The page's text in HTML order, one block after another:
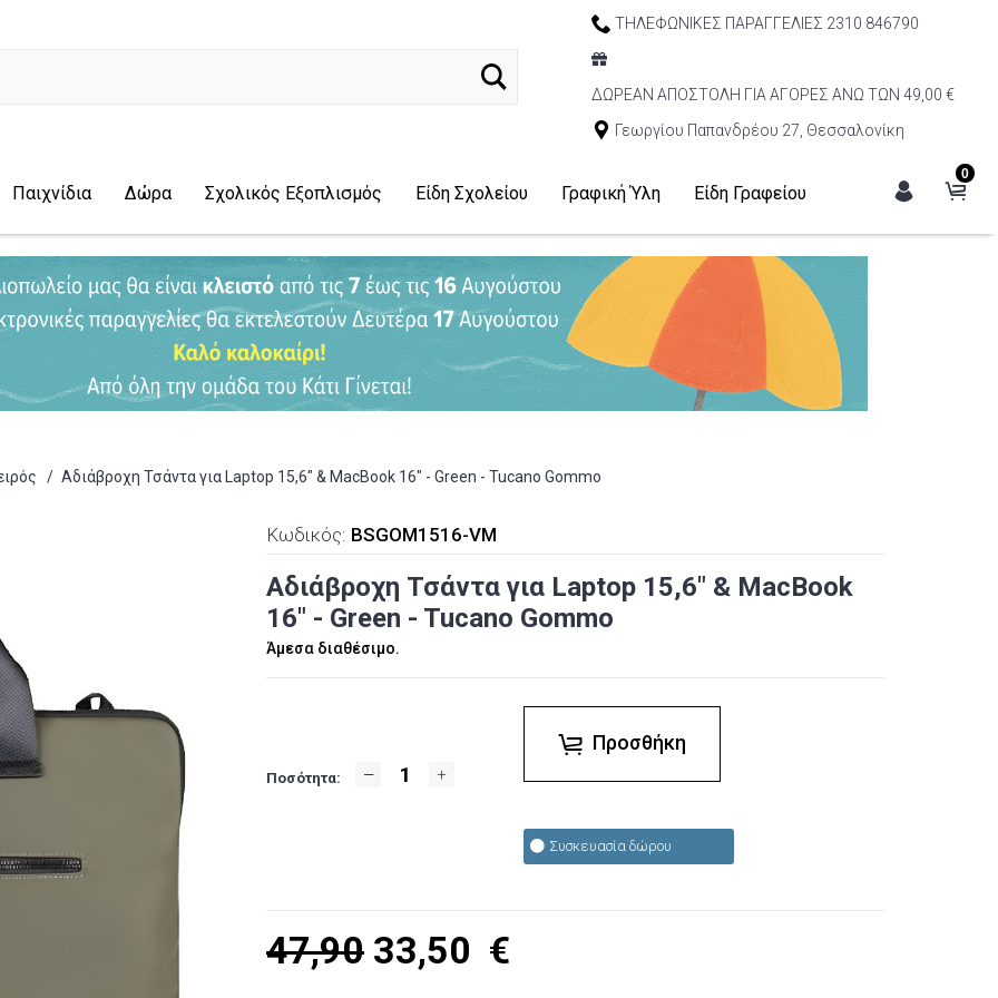
ΤΗΛΕΦΩΝΙΚΕΣ ΠΑΡΑΓΓΕΛΙΕΣ 2310 846790
ΔΩΡΕΑΝ ΑΠΟΣΤΟΛΗ ΓΙΑ ΑΓΟΡΕΣ ΑΝΩ ΤΩΝ 49,00 €
Γεωργίου Παπανδρέου 27, Θεσσαλονίκη
0
Παιχνίδια Δώρα Σχολικός Εξοπλισμός Είδη Σχολείου Γραφική Ύλη Είδη Γραφείου
/ Αδιάβροχη Τσάντα για Laptop 15,6" & MacBook 16" - Green - Tucano Gommo
Κωδικός: BSGOM1516-VM
Αδιάβροχη Τσάντα για Laptop 15,6" & MacBook
16" - Green - Tucano Gommo
Άμεσα διαθέσιμο.
Ποσότητα:
Προσθήκη
Συσκευασία δώρου
47,90 33,50 €